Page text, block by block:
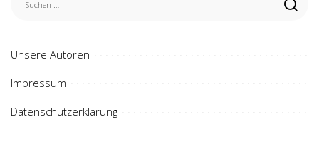
Unsere Autoren
Impressum
Datenschutzerklärung